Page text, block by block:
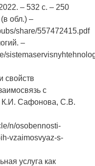
– 532 с. – 250
обл.) –
share/557472415.pdf
–
свойств
с
К.И. Сафонова, С.В.
n/osobennosti-
vzaimosvyaz-s-
услуга как